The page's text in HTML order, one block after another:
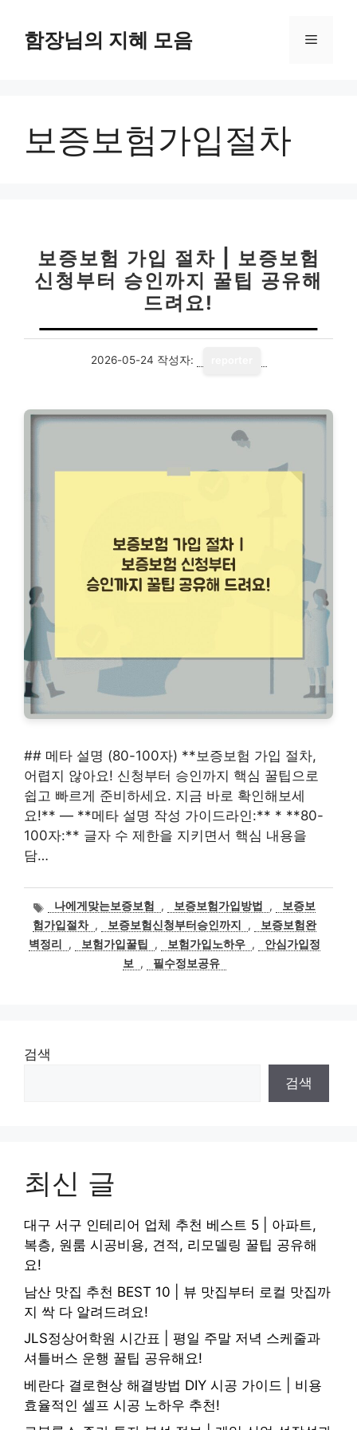
함장님의 지혜 모음 메
보증보험가입절차
보증보험 가입 절차 | 보증보험
신청부터 승인까지 꿀팁 공유해
드려요!
2026-05-24 작성자:
## 메타 설명 (80-100자) **보증보험 가입 절차,
어렵지 않아요! 신청부터 승인까지 핵심 꿀팁으로
쉽고 빠르게 준비하세요. 지금 바로 확인해보세
요!** — **메타 설명 작성 가이드라인:** * **80-
100자:** 글자 수 제한을 지키면서 핵심 내용을
담…
태
그
나에게맞는보증보험 , 보증보험가입방법 ,
보증보
험가입절차 , 보증보험신청부터승인까지 ,
보증보험완
벽정리
, 보험가입꿀팁 , 보험가입노하우 ,
안심가입정
보
, 필수정보공유
검색
검색
최신 글
대구 서구 인테리어 업체 추천 베스트 5 | 아파트,
복층, 원룸 시공비용, 견적, 리모델링 꿀팁 공유해
요!
남산 맛집 추천 BEST 10 | 뷰 맛집부터 로컬 맛집까
지 싹 다 알려드려요!
JLS정상어학원 시간표 | 평일 주말 저녁 스케줄과
셔틀버스 운행 꿀팁 공유해요!
베란다 결로현상 해결방법 DIY 시공 가이드 | 비용
효율적인 셀프 시공 노하우 추천!